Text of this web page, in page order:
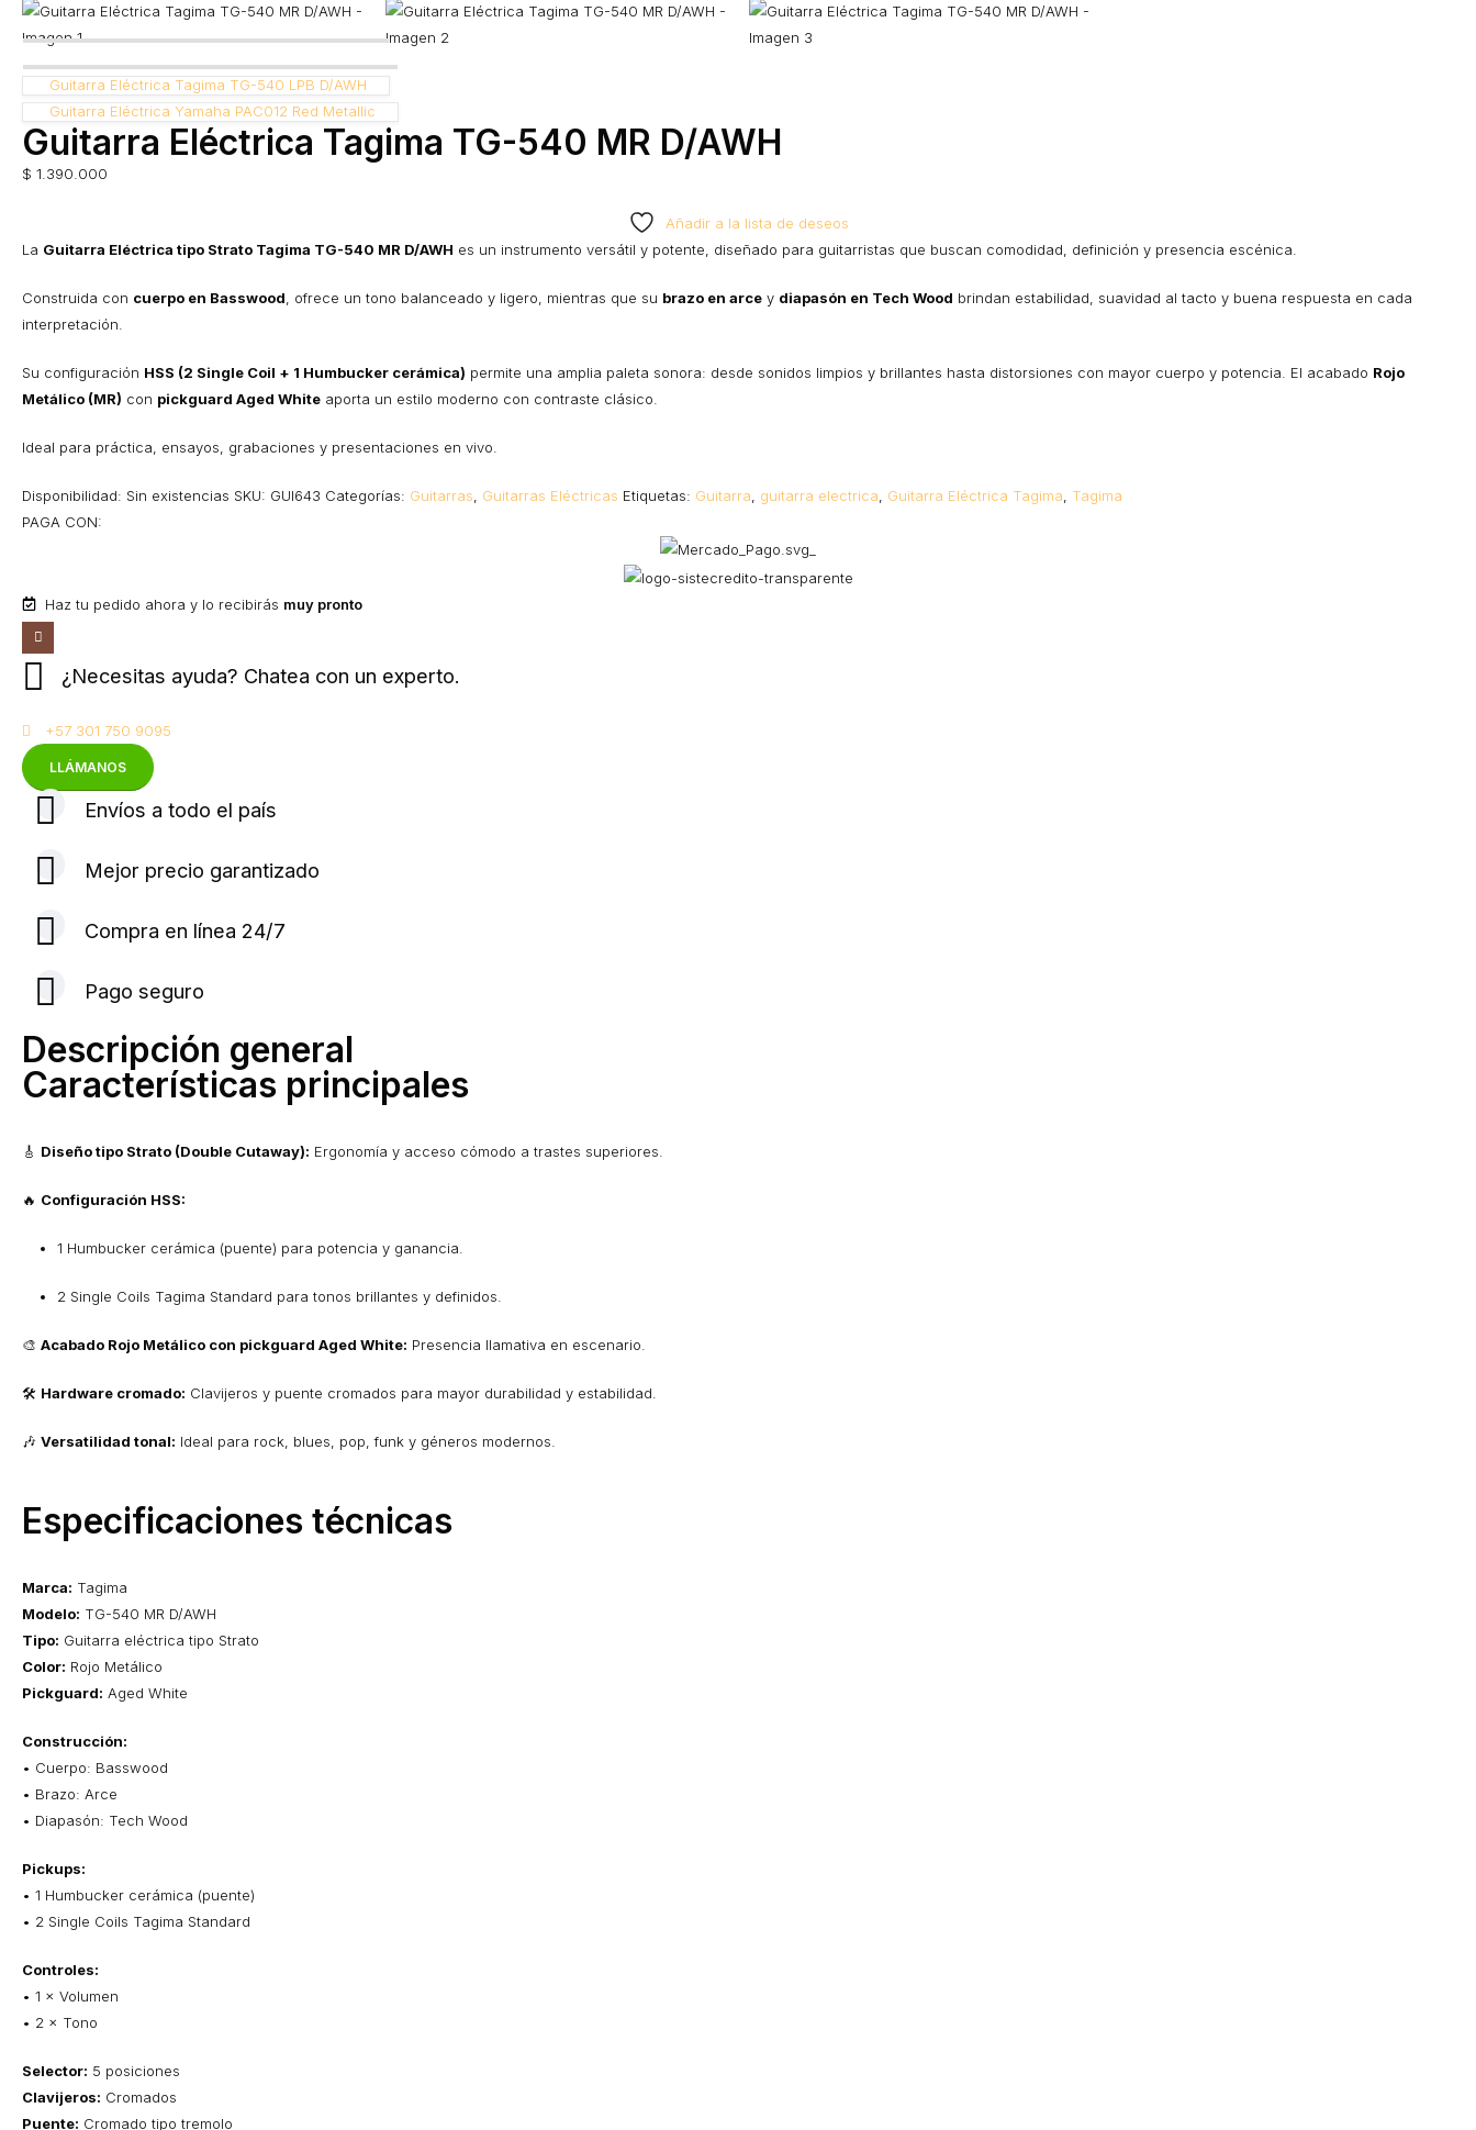
Guitarra Eléctrica Tagima TG-540 LPB D/AWH
Guitarra Eléctrica Yamaha PAC012 Red Metallic
Guitarra Eléctrica Tagima TG-540 MR D/AWH
$ 1.390.000
Añadir a la lista de deseos
La Guitarra Eléctrica tipo Strato Tagima TG-540 MR D/AWH es un instrumento versátil y potente, diseñado para guitarristas que buscan comodidad, definición y presencia escénica.
Construida con cuerpo en Basswood , ofrece un tono balanceado y ligero, mientras que su brazo en arce y diapasón en Tech Wood brindan estabilidad, suavidad al tacto y buena respuesta en cada
interpretación.
Su configuración HSS (2 Single Coil + 1 Humbucker cerámica) permite una amplia paleta sonora: desde sonidos limpios y brillantes hasta distorsiones con mayor cuerpo y potencia. El acabado Rojo
Metálico (MR) con pickguard Aged White aporta un estilo moderno con contraste clásico.
Ideal para práctica, ensayos, grabaciones y presentaciones en vivo.
Disponibilidad: Sin existencias SKU: GUI643 Categorías: Guitarras Guitarras Eléctricas Etiquetas: Guitarra guitarra electrica Guitarra Eléctrica Tagima
Tagima
PAGA CON:
Haz tu pedido ahora y lo recibirás muy pronto
¿Necesitas ayuda? Chatea con un experto.
+57 301 750 9095
LLÁMANOS
Envíos a todo el país
Mejor precio garantizado
Compra en línea 24/7
Pago seguro
Descripción general
Características principales
🎸 Diseño tipo Strato (Double Cutaway): Ergonomía y acceso cómodo a trastes superiores.
🔥 Configuración HSS:
1 Humbucker cerámica (puente) para potencia y ganancia.
2 Single Coils Tagima Standard para tonos brillantes y definidos.
🎨 Acabado Rojo Metálico con pickguard Aged White: Presencia llamativa en escenario.
🛠 Hardware cromado: Clavijeros y puente cromados para mayor durabilidad y estabilidad.
🎶 Versatilidad tonal: Ideal para rock, blues, pop, funk y géneros modernos.
Especificaciones técnicas
Marca: Tagima
Modelo: TG-540 MR D/AWH
Tipo: Guitarra eléctrica tipo Strato
Color: Rojo Metálico
Pickguard: Aged White
Construcción:
• Cuerpo: Basswood
• Brazo: Arce
• Diapasón: Tech Wood
Pickups:
• 1 Humbucker cerámica (puente)
• 2 Single Coils Tagima Standard
Controles:
• 1 × Volumen
• 2 × Tono
Selector: 5 posiciones
Clavijeros: Cromados
Puente: Cromado tipo tremolo